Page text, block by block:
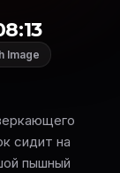
Image
сидит на
пышный